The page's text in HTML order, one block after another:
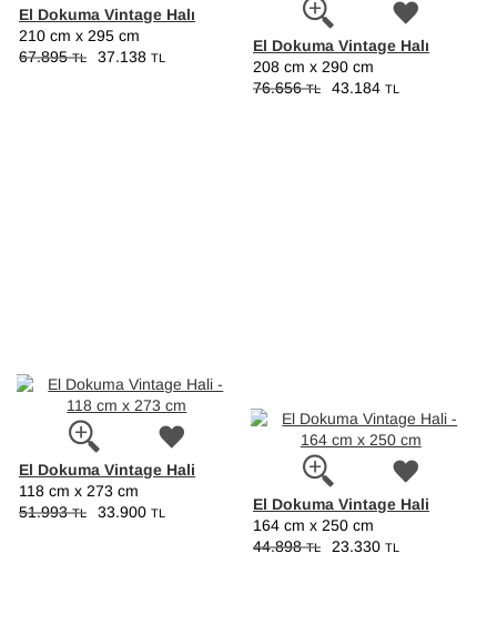
El Dokuma Vintage Halı
210 cm x 295 cm
67.895TL 37.138 TL
El Dokuma Vintage Halı
208 cm x 290 cm
76.656TL 43.184 TL
El Dokuma Vintage Hali
118 cm x 273 cm
51.993TL 33.900 TL El Dokuma Vintage Hali
164 cm x 250 cm
44.898TL 23.330 TL